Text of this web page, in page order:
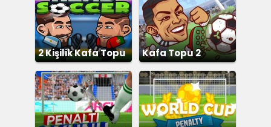
2 Kişilik Kafa Topu Kafa Topu 2